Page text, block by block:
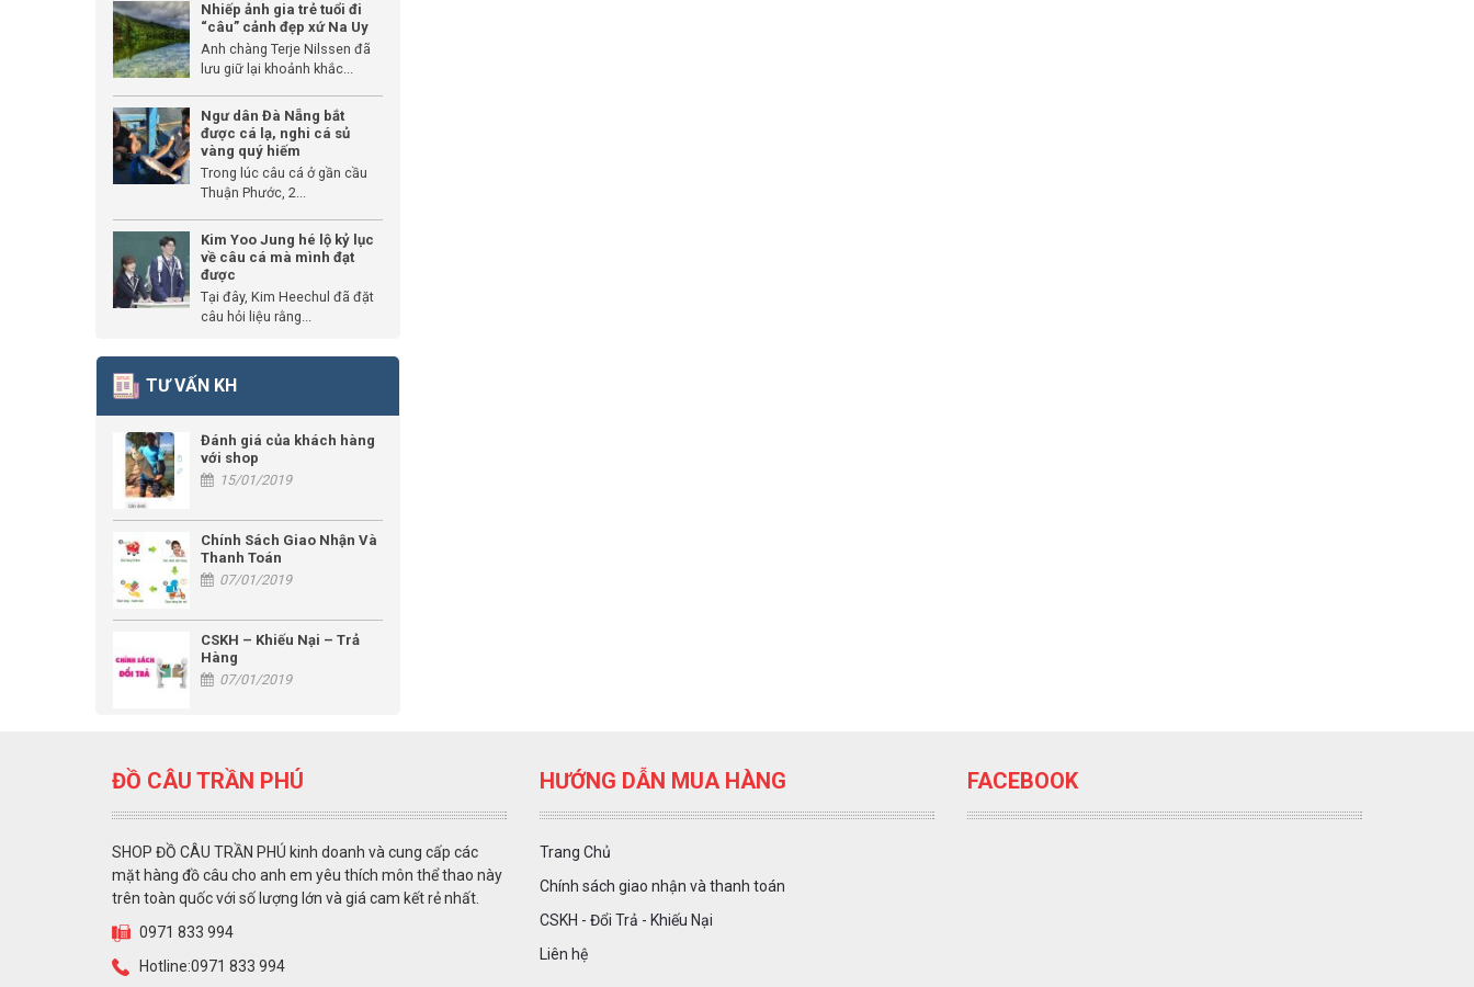
Nhiếp ảnh gia trẻ tuổi đi
“câu” cảnh đẹp xứ Na Uy
Anh chàng Terje Nilssen đã
lưu giữ lại khoảnh khắc...
Ngư dân Đà Nẵng bắt
được cá lạ, nghi cá sủ
vàng quý hiếm
Trong lúc câu cá ở gần cầu
Thuận Phước, 2...
Kim Yoo Jung hé lộ kỷ lục
về câu cá mà mình đạt
được
Tại đây, Kim Heechul đã đặt
câu hỏi liệu rằng...
TƯ VẤN KH
Đánh giá của khách hàng
với shop
15/01/2019
Chính Sách Giao Nhận Và
Thanh Toán
07/01/2019
CSKH – Khiếu Nại – Trả
Hàng
07/01/2019
ĐỒ CÂU TRẦN PHÚ
SHOP ĐỒ CÂU TRẦN PHÚ kinh doanh và cung cấp các
mặt hàng đồ câu cho anh em yêu thích môn thể thao này
trên toàn quốc với số lượng lớn và giá cam kết rẻ nhất.
0971 833 994
Hotline:0971 833 994
HƯỚNG DẪN MUA HÀNG
Trang Chủ
Chính sách giao nhận và thanh toán
CSKH - Đổi Trả - Khiếu Nại
Liên hệ
FACEBOOK